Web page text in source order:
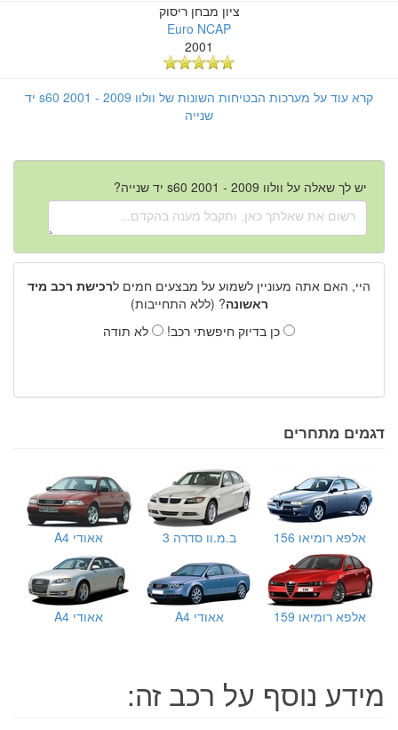
ציון מבחן ריסוק
Euro NCAP
2001
קרא עוד על מערכות הבטיחות השונות של וולוו s60 2001 - 2009 יד
שנייה
יש לך שאלה על וולוו s60 2001 - 2009 יד שנייה?
היי, האם אתה מעוניין לשמוע על מבצעים חמים לרכישת רכב מיד
ראשונה? (ללא התחייבות)
כן בדיוק חיפשתי רכב!
לא תודה
דגמים מתחרים
אלפא רומיאו 156 ב.מ.וו סדרה 3 אאודי A4
אלפא רומיאו 159 אאודי A4 אאודי A4
מידע נוסף על רכב זה: